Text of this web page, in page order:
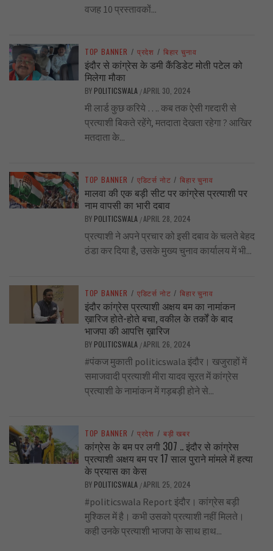
वजह 10 प्रस्तावकों...
TOP BANNER / प्रदेश / बिहार चुनाव
इंदौर से कांग्रेस के डमी कैंडिडेट मोती पटेल को
मिलेगा मौका
BY POLITICSWALA /APRIL 30, 2024
मी लार्ड कुछ करिये …. कब तक ऐसी गद्द्दारी से
प्रत्याशी बिकते रहेंगे, मतदाता देखता रहेगा ? आखिर
मतदाता के...
TOP BANNER / एडिटर्स नोट / बिहार चुनाव
मालवा की एक बड़ी सीट पर कांग्रेस प्रत्याशी पर
नाम वापसी का भारी दबाव
BY POLITICSWALA /APRIL 28, 2024
प्रत्याशी ने अपने प्रचार को इसी दबाव के चलते बेहद
ठंडा कर दिया है, उसके मुख्य चुनाव कार्यालय में भी...
TOP BANNER / एडिटर्स नोट / बिहार चुनाव
इंदौर कांग्रेस प्रत्याशी अक्षय बम का नामांकन
ख़ारिज होते-होते बचा, वकील के तर्कों के बाद
भाजपा की आपत्ति ख़ारिज
BY POLITICSWALA /APRIL 26, 2024
#पंकज मुकाती politicswala इंदौर। खजुराहों में
समाजवादी प्रत्याशी मीरा यादव सूरत में कांग्रेस
प्रत्याशी के नामांकन में गड़बड़ी होने से...
TOP BANNER / प्रदेश / बड़ी खबर
कांग्रेस के बम पर लगी 307 .. इंदौर से कांग्रेस
प्रत्याशी अक्षय बम पर 17 साल पुराने मांमले में हत्या
के प्रयास का केस
BY POLITICSWALA /APRIL 25, 2024
#politicswala Report इंदौर। कांग्रेस बड़ी
मुश्किल में है। कभी उसको प्रत्याशी नहीं मिलते।
कही उनके प्रत्याशी भाजपा के साथ हाथ...